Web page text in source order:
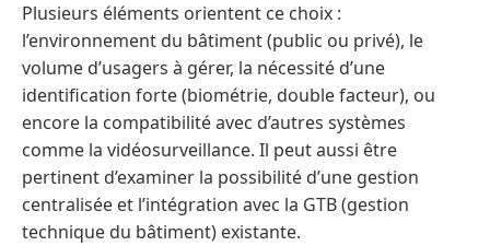
Plusieurs éléments orientent ce choix :
l’environnement du bâtiment (public ou privé), le
volume d’usagers à gérer, la nécessité d’une
identification forte (biométrie, double facteur), ou
encore la compatibilité avec d’autres systèmes
comme la vidéosurveillance. Il peut aussi être
pertinent d’examiner la possibilité d’une gestion
centralisée et l’intégration avec la GTB (gestion
technique du bâtiment) existante.